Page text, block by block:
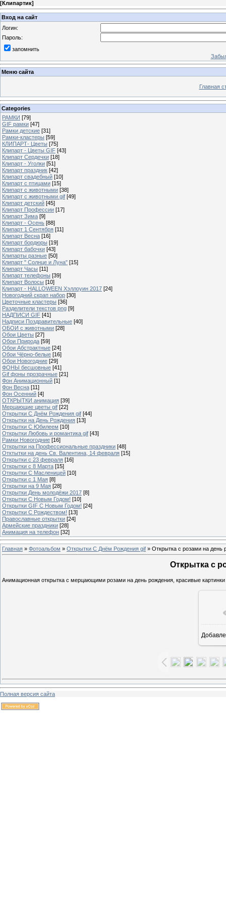
[Клипартик]
Вход на сайт
Логин:
Пароль:
запомнить
Меню сайта
Главная
Categories
РАМКИ [79]
GIF рамки [47]
Рамки детские [31]
Рамки-кластеры [59]
КЛИПАРТ- Цветы [75]
Клипарт - Цветы GIF [43]
Клипарт Сердечки [18]
Клипарт - Уголки [51]
Клипарт праздник [42]
Клипарт свадебный [10]
Клипарт с птицами [15]
Клипарт с животными [38]
Клипарт с животными gif [49]
Клипарт детский [45]
Клипарт Профессии [17]
Клипарт Зима [9]
Клипарт - Осень [88]
Клипарт 1 Сентября [11]
Клипарт Весна [16]
Клипарт бордюры [19]
Клипарт бабочки [43]
Клипарты разные [50]
Клипарт " Солнце и Луна" [15]
Клипарт Часы [11]
Клипарт телефоны [39]
Клипарт Волосы [10]
Клипарт - HALLOWEEN Хэллоуин 2017 [24]
Новогодний скрап набор [30]
Цветочные кластеры [36]
Разделители текстов png [9]
НАДПИСИ GIF [41]
Надписи Поздравительные [40]
ОБОИ с животными [28]
Обои Цветы [27]
Обои Природа [59]
Обои Абстрактные [24]
Обои Чёрно-белые [16]
Обои Новогодние [29]
ФОНЫ бесшовные [41]
Gif фоны прозрачные [21]
Фон Анимационный [1]
Фон Весна [11]
Фон Осенний [4]
ОТКРЫТКИ анимация [39]
Мерцающие цветы gif [22]
Открытки С Днём Рождения gif [44]
Открытки на День Рождения [13]
Открытки С Юбилеем [10]
Открытки Любовь и романтика gif [43]
Рамки Новогодние [16]
Открытки на Профессиональные праздники [48]
Отктытки на день Св. Валентина, 14 февраля [15]
Открытки с 23 февраля [16]
Открытки с 8 Марта [15]
Открытки С Масленицей [10]
Открытки с 1 Мая [8]
Открытки на 9 Мая [28]
Открытки День молодёжи 2017 [8]
Открытки С Новым Годом! [10]
Открытки GIF С Новым Годом! [24]
Открытки С Рождеством! [13]
Православные открытки [24]
Армейские праздники [28]
Анимация на телефон [32]
Главная » Фотоальбом » Открытки С Днём Рождения gif » Открытка с розами на день
Открытка с
Анимационная открытка с мерцающими розами на день рождения, красивые картинки
Полная версия сайта